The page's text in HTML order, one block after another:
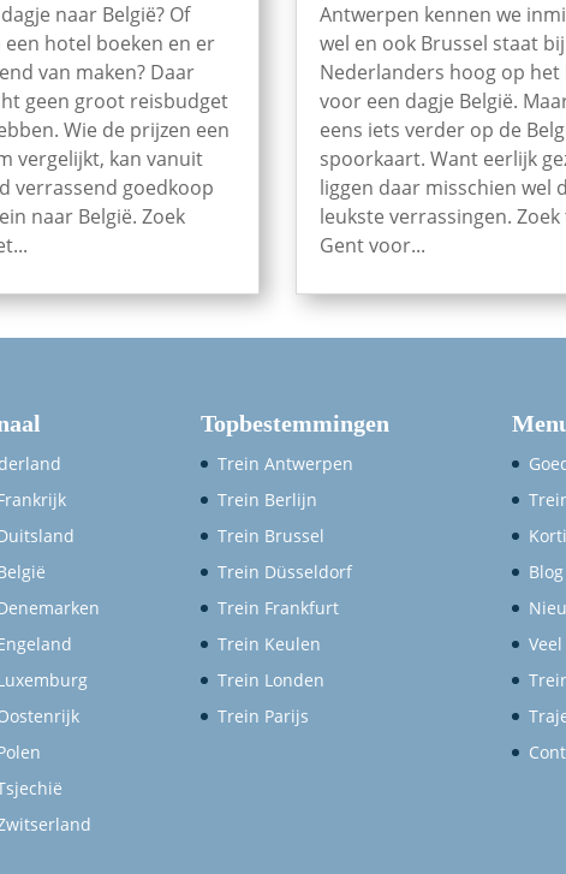
naar België? Of
hotel boeken en er
van maken? Daar
geen groot reisbudget
Wie de prijzen een
vergelijkt, kan vanuit
verrassend goedkoop
naar België. Zoek
Antwerpen kennen we
wel en ook Brussel staat
Nederlanders hoog op het
voor een dagje België.
eens iets verder op de
spoorkaart. Want eerlijk
liggen daar misschien wel
leukste verrassingen. Zoek
Gent voor...
Topbestemmingen
Trein Antwerpen
Trein Berlijn
Trein Brussel
Trein Düsseldorf
Trein Frankfurt
Trein Keulen
Trein Londen
Trein Parijs
Blog